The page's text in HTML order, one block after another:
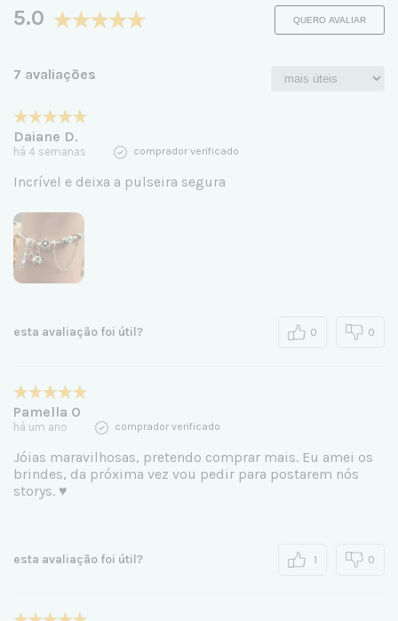
5.0 QUERO AVALIAR
7 avaliações
Daiane D.
há 4 semanas comprador verificado
Incrível e deixa a pulseira segura
esta avaliação foi útil? 0 0
Pamella O
há um ano comprador verificado
Jóias maravilhosas, pretendo comprar mais. Eu amei os
brindes, da próxima vez vou pedir para postarem nós
storys. ♥️
esta avaliação foi útil? 1 0